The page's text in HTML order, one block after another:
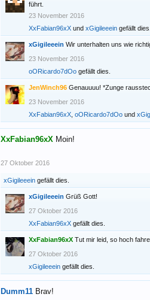
führt.
23 November 2016
XxFabian96xX und xGigileeein gefällt dies.
xGigileeein Wir unterhalten uns wie
23 November 2016
oORicardo7dOo gefällt dies.
JenWinch96 Genauuuu! *Zunge
23 November 2016
XxFabian96xX oORicardo7dOo und
XxFabian96xX Moin!
27 Oktober 2016
xGigileeein gefällt dies.
xGigileeein Grüß Gott!
27 Oktober 2016
XxFabian96xX gefällt dies.
XxFabian96xX Tut mir leid, so hoch
27 Oktober 2016
xGigileeein gefällt dies.
Dumm11 Brav!